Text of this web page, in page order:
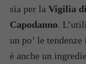
sia per la Vigilia
Capodanno.
un po’ le
è anche un